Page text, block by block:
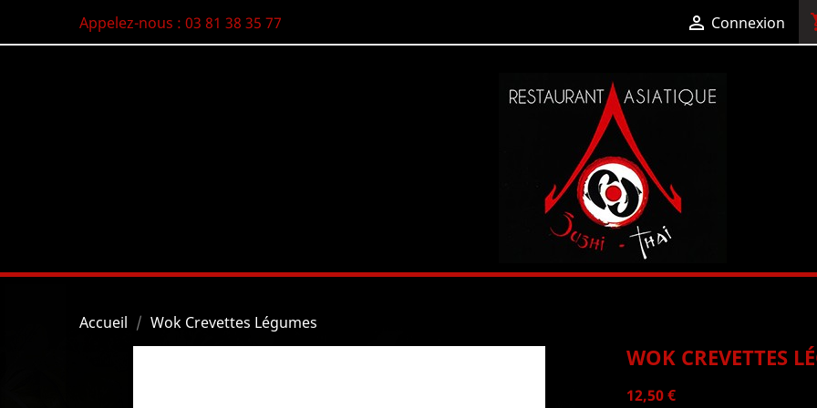
Appelez-nous : 03 81 38 35 77  Connexion
Accueil Wok Crevettes Légumes
WOK CREVETTES
12,50 €